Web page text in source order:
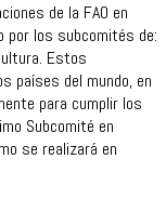
de la FAO en
por los subcomités de:
Estos
países del mundo, en
para cumplir los
Subcomité en
se realizará en